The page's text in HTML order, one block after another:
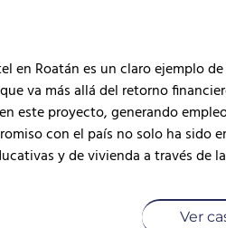
en Roatán es un claro ejemplo
va más allá del retorno
este proyecto, generando
con el país no solo ha sido
y de vivienda a través de
Ver